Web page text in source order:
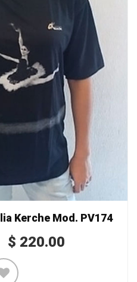
Kerche Mod. PV174
$ 220.00